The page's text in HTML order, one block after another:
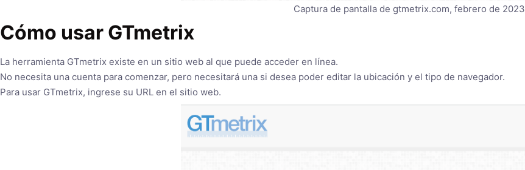
Captura de pantalla de gtmetrix.com, febrero de 2023
Cómo usar GTmetrix
La herramienta GTmetrix existe en un sitio web al que puede acceder en línea.
No necesita una cuenta para comenzar, pero necesitará una si desea poder editar la ubicación y el tipo de navegador.
Para usar GTmetrix, ingrese su URL en el sitio web.